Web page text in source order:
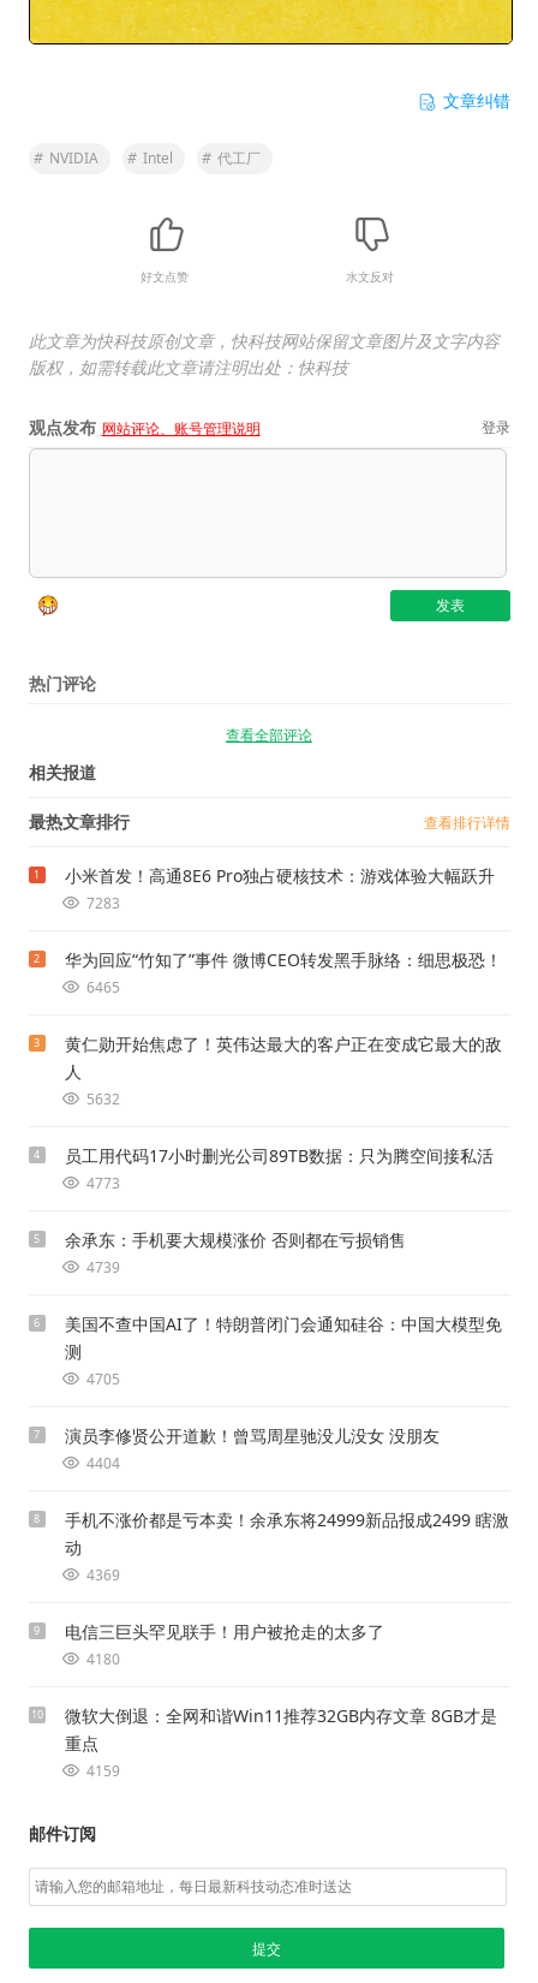
文章纠错
# NVIDIA # Intel # 代工厂
好文点赞 水文反对
此文章为快科技原创文章，快科技网站保留文章图片及文字内容
版权，如需转载此文章请注明出处：快科技
观点发布 网站评论、账号管理说明 登录
热门评论
查看全部评论
相关报道
最热文章排行 查看排行详情
1 小米首发！高通8E6 Pro独占硬核技术：游戏体验大幅跃升
7283
2 华为回应“竹知了”事件 微博CEO转发黑手脉络：细思极恐！
6465
3
黄仁勋开始焦虑了！英伟达最大的客户正在变成它最大的敌
人
5632
4 员工用代码17小时删光公司89TB数据：只为腾空间接私活
4773
5 余承东：手机要大规模涨价 否则都在亏损销售
4739
6
美国不查中国AI了！特朗普闭门会通知硅谷：中国大模型免
测
4705
7 演员李修贤公开道歉！曾骂周星驰没儿没女 没朋友
4404
8
手机不涨价都是亏本卖！余承东将24999新品报成2499 瞎激
动
4369
9 电信三巨头罕见联手！用户被抢走的太多了
4180
10
微软大倒退：全网和谐Win11推荐32GB内存文章 8GB才是
重点
4159
邮件订阅